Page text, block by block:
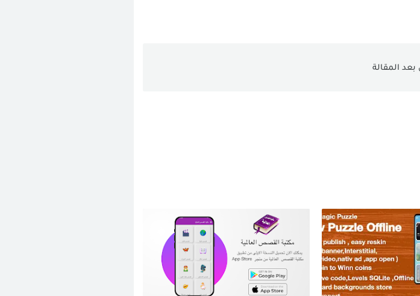
بعد المقالة